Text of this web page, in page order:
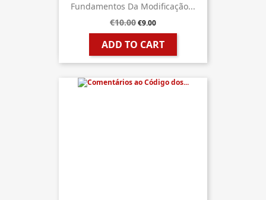
Fundamentos Da Modificação...
€10.00€9.00
ADD TO CART